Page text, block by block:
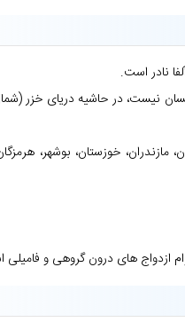
نادر است.
نیست، در حاشیه دریای خزر
مازندران، خوزستان، بوشهر،
ازدواج های درون گروهی و